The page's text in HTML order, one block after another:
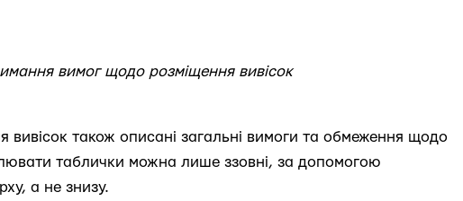
вимог щодо розміщення вивісок
вивісок також описані загальні вимоги та обмеження щодо
таблички можна лише ззовні, за допомогою
а не знизу.